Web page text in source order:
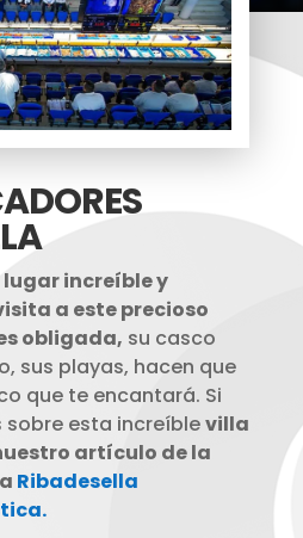
lugar increíble y
a este precioso
obligada, su casco
sus playas, hacen que
que te encantará. Si
sobre esta increíblevilla
artículo de la
Ribadesella